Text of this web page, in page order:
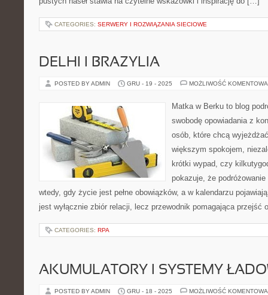
CATEGORIES: SERWERY I ROZWIĄZANIA SIECIOWE
DELHI I BRAZYLIA
POSTED BY ADMIN GRU - 19 - 2025 MOŻLIWOŚĆ
Matka w Berku to blog
swobodę opowiadania z
osób, które chcą
większym spokojem,
krótki wypad, czy
pokazuje, że
wtedy, gdy życie jest pełne obowiązków, a w kalendarzu
jest wyłącznie zbiór relacji, lecz przewodnik pomagająca przejść
CATEGORIES: RPA
AKUMULATORY I SYSTEMY
POSTED BY ADMIN GRU - 18 - 2025 MOŻLIWOŚĆ